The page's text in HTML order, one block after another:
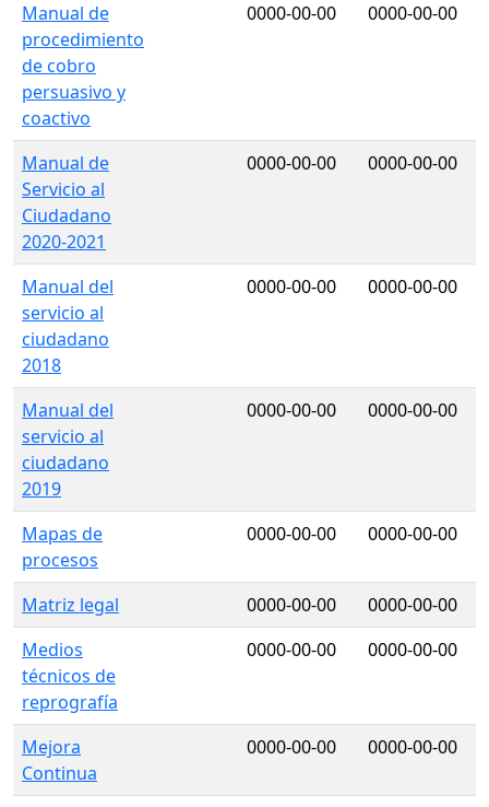
Manual de
procedimiento
de cobro
persuasivo y
coactivo
0000-00-00 0000-00-00
Manual de
Servicio al
Ciudadano
2020-2021
0000-00-00 0000-00-00
Manual del
servicio al
ciudadano
2018
0000-00-00 0000-00-00
Manual del
servicio al
ciudadano
2019
0000-00-00 0000-00-00
Mapas de
procesos
0000-00-00 0000-00-00
Matriz legal 0000-00-00
0000-00-00
Medios
técnicos de
reprografía
0000-00-00 0000-00-00
Mejora
Continua
0000-00-00 0000-00-00